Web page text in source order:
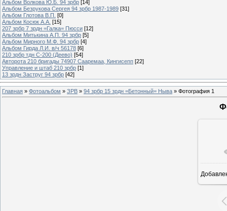
Альбом Волкова Ю.Б. 94 зрбр [14]
Альбом Безрукова Сергея 94 зрбр 1987-1989 [31]
Альбом Глотова В.П. [0]
Альбом Косюк А.А. [15]
207 зрбр 7 зрдн =Галка= Пюсси [12]
Альбом Митькина А.П. 94 зрбр [5]
Альбом Мирного М.Ф. 94 зрбр [4]
Альбом Гирда Л.И. в/ч 56178 [6]
210 зрбр тдн С-200 (Деево) [54]
Авторота 210 бригады 74907 Сааремаа, Кингисепп [22]
Управление и штаб 210 зрбр [1]
13 зрдн Заструг 94 зрбр [42]
Главная » Фотоальбом » ЗРВ » 94 зрбр 15 зрдн =Бетонный= Ныва » Фотография 1